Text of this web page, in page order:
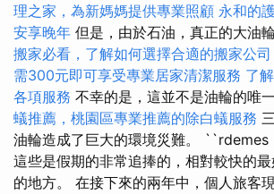
理之家，為新媽媽提供專業照顧 永和的
安享晚年 但是，由於石油，真正的大油
搬家必看，了解如何選擇合適的搬家公司
需300元即可享受專業居家清潔服務 了
各項服務 不幸的是，這並不是油輪的唯
蟻推薦，桃園區專業推薦的除白蟻服務
油輪造成了巨大的環境災難。 ``rdemes
這些是假期的非常追捧的，相對較快的
的地方。 在接下來的兩年中，個人旅客